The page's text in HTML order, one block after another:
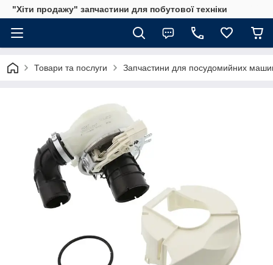
"Хіти продажу" запчастини для побутової техніки
Товари та послуги Запчастини для посудомийних